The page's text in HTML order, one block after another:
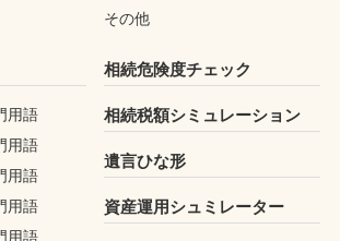
その他
用語
用語
用語
用語
用語
相続危険度チェック
相続税額シミュレーション
遺言ひな形
資産運用シュミレーター